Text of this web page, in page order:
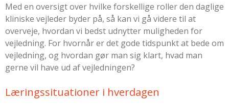
Med en oversigt over hvilke forskellige roller den daglige
kliniske vejleder byder på, så kan vi gå videre til at
overveje, hvordan vi bedst udnytter muligheden for
vejledning. For hvornår er det gode tidspunkt at bede om
vejledning, og hvordan gør man sig klart, hvad man
gerne vil have ud af vejledningen?
Læringssituationer i hverdagen